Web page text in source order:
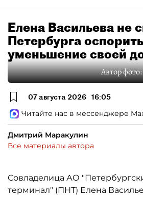
Елена Васильева не
Петербурга оспорить
уменьшение своей
Автор фото:
07 августа 2026 16:05
Читайте нас в мессенджере
Дмитрий Маракулин
Все материалы автора
Совладелица АО
терминал" (ПНТ) Елена